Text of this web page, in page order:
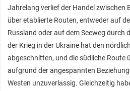
Jahrelang verlief der Handel zwischen
über etablierte Routen, entweder auf
Russland oder auf dem Seeweg durch
der Krieg in der Ukraine hat den
abgeschnitten, und die südliche Route
aufgrund der angespannten
Westen unzuverlässig. Gleichzeitig